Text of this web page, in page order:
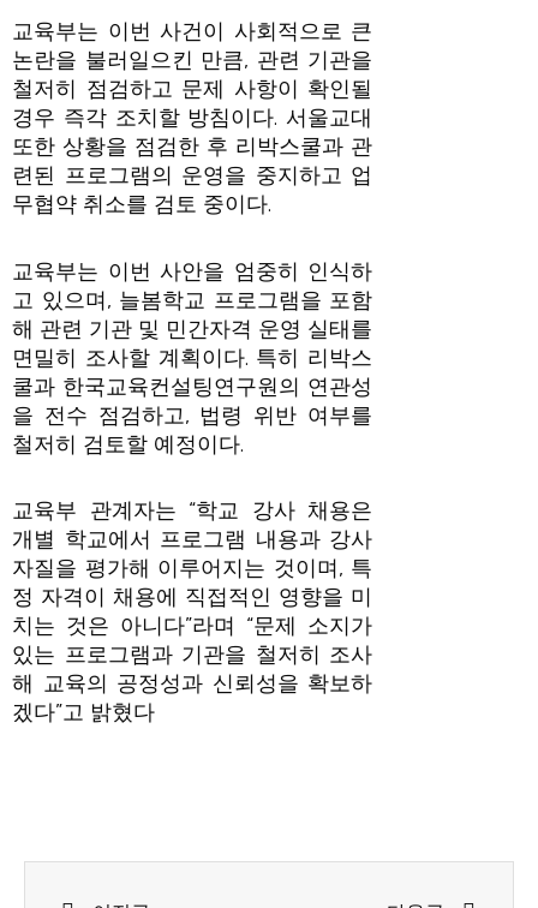
교육부는 이번 사건이 사회적으로 큰
논란을 불러일으킨 만큼, 관련 기관을
철저히 점검하고 문제 사항이 확인될
경우 즉각 조치할 방침이다. 서울교대
또한 상황을 점검한 후 리박스쿨과 관
련된 프로그램의 운영을 중지하고 업
무협약 취소를 검토 중이다.
교육부는 이번 사안을 엄중히 인식하
고 있으며, 늘봄학교 프로그램을 포함
해 관련 기관 및 민간자격 운영 실태를
면밀히 조사할 계획이다. 특히 리박스
쿨과 한국교육컨설팅연구원의 연관성
을 전수 점검하고, 법령 위반 여부를
철저히 검토할 예정이다.
교육부 관계자는 “학교 강사 채용은
개별 학교에서 프로그램 내용과 강사
자질을 평가해 이루어지는 것이며, 특
정 자격이 채용에 직접적인 영향을 미
치는 것은 아니다”라며 “문제 소지가
있는 프로그램과 기관을 철저히 조사
해 교육의 공정성과 신뢰성을 확보하
겠다”고 밝혔다